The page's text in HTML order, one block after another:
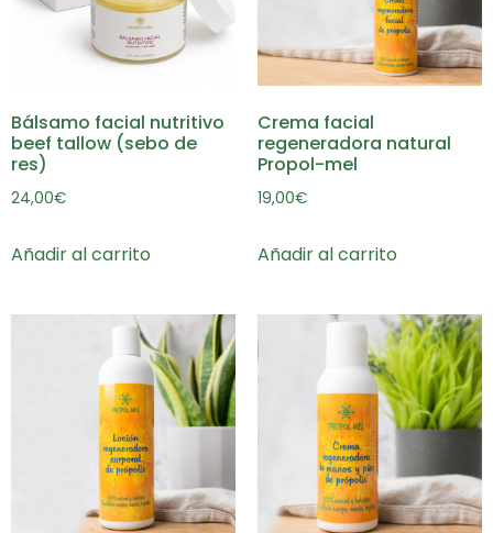
Bálsamo facial nutritivo
beef tallow (sebo de
res)
24,00€
Añadir al carrito
Crema facial
regeneradora natural
Propol-mel
19,00€
Añadir al carrito